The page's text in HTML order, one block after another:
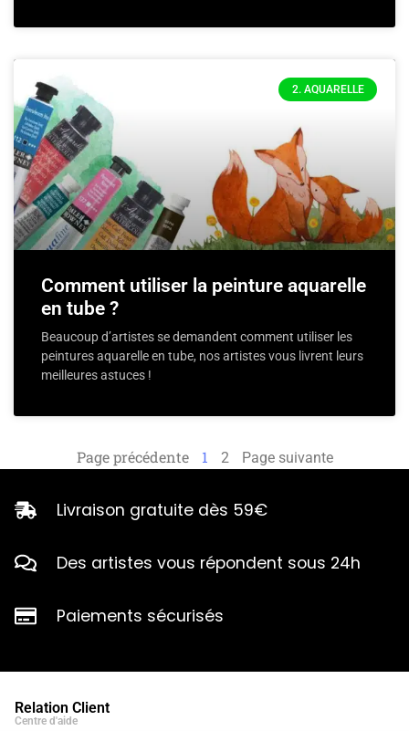
2. AQUARELLE
Comment utiliser la peinture aquarelle
en tube ?
Beaucoup d’artistes se demandent comment utiliser les
peintures aquarelle en tube, nos artistes vous livrent leurs
meilleures astuces !
Page précédente 1 2 Page suivante
Livraison gratuite dès 59€
Des artistes vous répondent sous 24h
Paiements sécurisés
Relation Client
Centre d'aide